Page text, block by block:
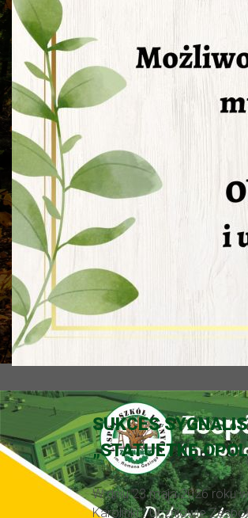
SUKCES
„STATUETKĘ
W dniu 23 maja 2026 roku
Karolinki”. Uczniowie